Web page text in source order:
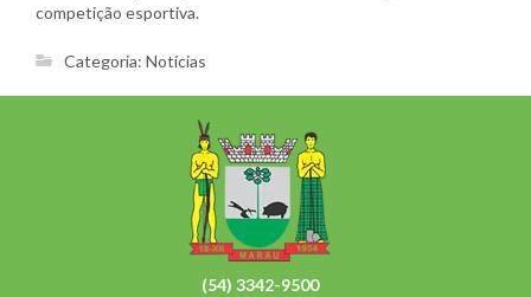
competição esportiva.
Categoria: Notícias
(54) 3342-9500